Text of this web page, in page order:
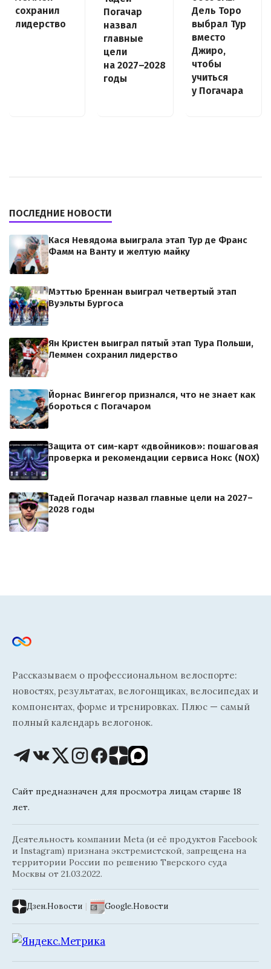
сохранил
лидерство
Погачар
назвал
главные
цели
на 2027–2028
годы
Дель Торо
выбрал Тур
вместо
Джиро,
чтобы
учиться
у Погачара
ПОСЛЕДНИЕ НОВОСТИ
Кася Невядома выиграла этап Тур де Франс
Фамм на Ванту и желтую майку
Мэттью Бреннан выиграл четвертый этап
Вуэльты Бургоса
Ян Кристен выиграл пятый этап Тура Польши,
Леммен сохранил лидерство
Йорнас Вингегор признался, что не знает как
бороться с Погачаром
Защита от сим-карт «двойников»: пошаговая
проверка и рекомендации сервиса Нокс (NOX)
Тадей Погачар назвал главные цели на 2027–
2028 годы
Рассказываем о профессиональном велоспорте:
новостях, результатах, велогонщиках, велосипедах и
компонентах, форме и тренировках. Плюс — самый
полный календарь велогонок.
Сайт предназначен для просмотра лицам старше 18
лет.
Деятельность компании Meta (и её продуктов Facebook
и Instagram) признана экстремистской, запрещена на
территории России по решению Тверского суда
Москвы от 21.03.2022.
Дзен.Новости | Google.Новости